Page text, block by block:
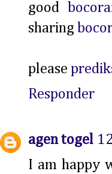
good
sharing
please
Responder
agen togel
I am happy